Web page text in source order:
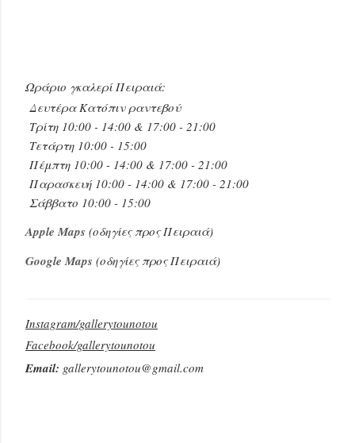
Ωράριο γκαλερί Πειραιά:
Δευτέρα Κατόπιν ραντεβού
Τρίτη 10:00 - 14:00 & 17:00 - 21:00
Τετάρτη 10:00 - 15:00
Πέμπτη 10:00 - 14:00 & 17:00 - 21:00
Παρασκευή 10:00 - 14:00 & 17:00 - 21:00
Σάββατο 10:00 - 15:00
Apple Maps (οδηγίες προς Πειραιά)
Google Maps (οδηγίες προς Πειραιά)
Instagram/gallerytounotou
Facebook/gallerytounotou
Email: gallerytounotou@gmail.com